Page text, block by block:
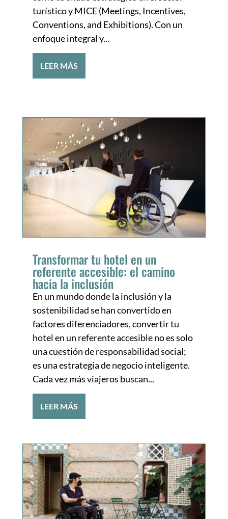
turístico y MICE (Meetings, Incentives,
Conventions, and Exhibitions). Con un
enfoque integral y...
LEER MÁS
Transformar tu hotel en un
referente accesible: el camino
hacia la inclusión
En un mundo donde la inclusión y la
sostenibilidad se han convertido en
factores diferenciadores, convertir tu
hotel en un referente accesible no es solo
una cuestión de responsabilidad social;
es una estrategia de negocio inteligente.
Cada vez más viajeros buscan...
LEER MÁS